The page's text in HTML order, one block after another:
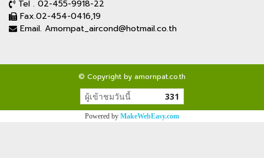
Tel . 02-455-9918-22
Fax.02-454-0416,19
Email. Amornpat_aircond@hotmail.co.th
© Copyright by amornpat.co.th
ผู้เข้าชมวันนี้ 331
Powered by MakeWebEasy.com